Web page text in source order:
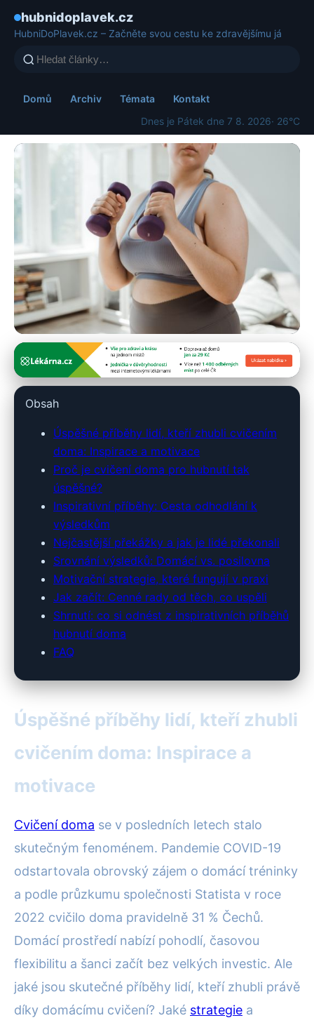
hubnidoplavek.cz
HubniDoPlavek.cz – Začněte svou cestu ke zdravějšímu já
Domů Archiv Témata
Kontakt
Dnes je Pátek dne 7 8. 2026· 26°C
hubnidoplavek.cz
Inspirujte se: Jak lidé úspěšně
zhubli cvičením doma!
29. 6. 2026 · 10 min čtení · Autor: Pavel Urbanec
Obsah
Úspěšné příběhy lidí, kteří zhubli cvičením
doma: Inspirace a motivace
Proč je cvičení doma pro hubnutí tak
úspěšné?
Inspirativní příběhy: Cesta odhodlání k
výsledkům
Nejčastější překážky a jak je lidé překonali
Srovnání výsledků: Domácí vs. posilovna
Motivační strategie, které fungují v praxi
Jak začít: Cenné rady od těch, co uspěli
Shrnutí: co si odnést z inspirativních příběhů
hubnutí doma
FAQ
Úspěšné příběhy lidí, kteří zhubli
cvičením doma: Inspirace a
motivace
Cvičení doma se v posledních letech stalo
skutečným fenoménem. Pandemie COVID-19
odstartovala obrovský zájem o domácí tréninky
a podle průzkumu společnosti Statista v roce
2022 cvičilo doma pravidelně 31 % Čechů.
Domácí prostředí nabízí pohodlí, časovou
flexibilitu a šanci začít bez velkých investic. Ale
jaké jsou skutečné příběhy lidí, kteří zhubli právě
díky domácímu cvičení? Jaké strategie a